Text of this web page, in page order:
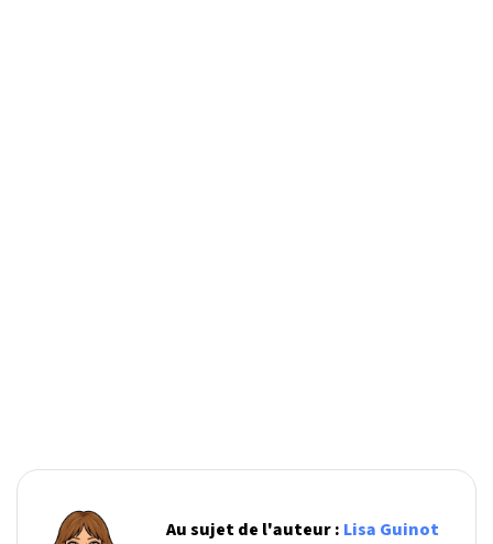
Au sujet de l'auteur : Lisa Guinot